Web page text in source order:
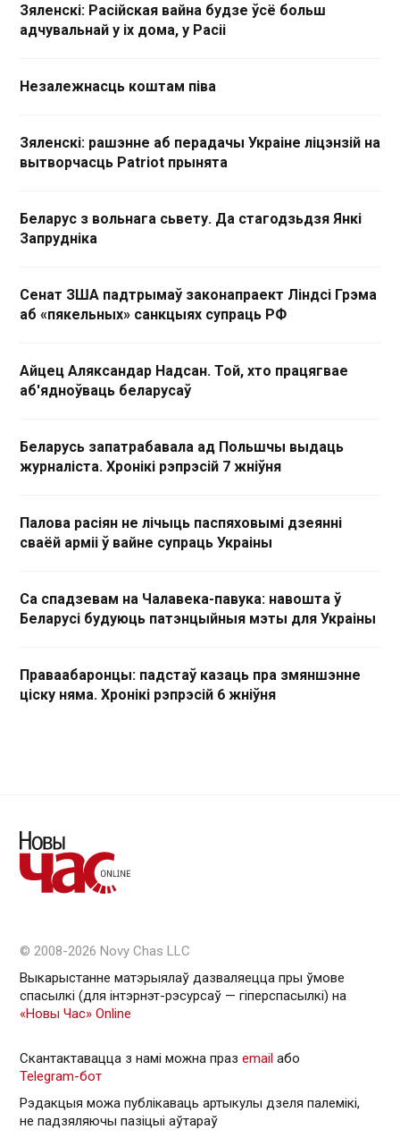
Зяленскі: Расійская вайна будзе ўсё больш
адчувальнай у іх дома, у Расіі
Незалежнасць коштам піва
Зяленскі: рашэнне аб перадачы Украіне ліцэнзій на
вытворчасць Patriot прынята
Беларус з вольнага сьвету. Да стагодзьдзя Янкі
Запрудніка
Сенат ЗША падтрымаў законапраект Ліндсі Грэма
аб «пякельных» санкцыях супраць РФ
Айцец Аляксандар Надсан. Той, хто працягвае
аб'ядноўваць беларусаў
Беларусь запатрабавала ад Польшчы выдаць
журналіста. Хронікі рэпрэсій 7 жніўня
Палова расіян не лічыць паспяховымі дзеянні
сваёй арміі ў вайне супраць Украіны
Са спадзевам на Чалавека-павука: навошта ў
Беларусі будуюць патэнцыйныя мэты для Украіны
Праваабаронцы: падстаў казаць пра змяншэнне
ціску няма. Хронікі рэпрэсій 6 жніўня
© 2008-2026 Novy Chas LLC
Выкарыстанне матэрыялаў дазваляецца пры ўмове
спасылкі (для інтэрнэт-рэсурсаў — гiперспасылкi) на
«Новы Час» Online
Скантактавацца з намі можна праз email або
Telegram-бот
Рэдакцыя можа публікаваць артыкулы дзеля палемікі,
не падзяляючы пазіцыі аўтараў